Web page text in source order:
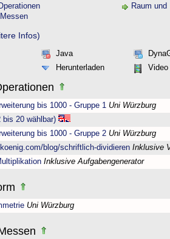
Raum und
Infos)
Java
Herunterladen Video
bis 1000 - Gruppe 1 Uni Würzburg
bis 20 wählbar)
bis 1000 - Gruppe 2 Uni Würzburg
blog/schriftlich-dividieren Inklusive
Inklusive Aufgabengenerator
Uni Würzburg